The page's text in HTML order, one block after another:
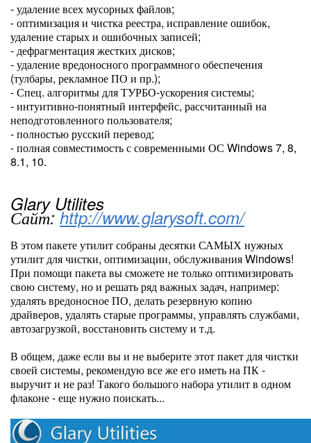
- удаление всех мусорных файлов;
- оптимизация и чистка реестра, исправление ошибок,
удаление старых и ошибочных записей;
- дефрагментация жестких дисков;
- удаление вредоносного программного обеспечения
(тулбары, рекламное ПО и пр.);
- Спец. алгоритмы для ТУРБО-ускорения системы;
- интуитивно-понятный интерфейс, рассчитанный на
неподготовленного пользователя;
- полностью русский перевод;
- полная совместимость с современными ОС Windows 7, 8,
8.1, 10.
Glary Utilites
Сайт:http://www.glarysoft.com/
В этом пакете утилит собраны десятки САМЫХ нужных
утилит для чистки, оптимизации, обслуживания Windows!
При помощи пакета вы сможете не только оптимизировать
свою систему, но и решать ряд важных задач, например:
удалять вредоносное ПО, делать резервную копию
драйверов, удалять старые программы, управлять службами,
автозагрузкой, восстановить систему и т.д.
В общем, даже если вы и не выберите этот пакет для чистки
своей системы, рекомендую все же его иметь на ПК -
выручит и не раз! Такого большого набора утилит в одном
флаконе - еще нужно поискать...